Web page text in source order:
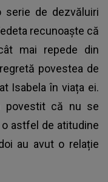
serie de dezvăluiri
recunoaște că
mai repede din
povestea de
Isabela în viața ei.
povestit că nu se
astfel de atitudine
au avut o relație